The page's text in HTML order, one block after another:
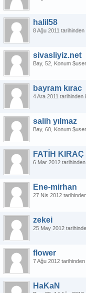
halil58
8 Ağu 2011
sivasliyiz.net
Bay 52 Konum
bayram kırac
4 Ara 2011 tarihinden
salih yılmaz
Bay 60 Konum
FATİH KIRAÇ
6 Mar 2012
Ene-mirhan
27 Nis 2012
zekei
25 May 2012
flower
7 Ağu 2012
HaKaN